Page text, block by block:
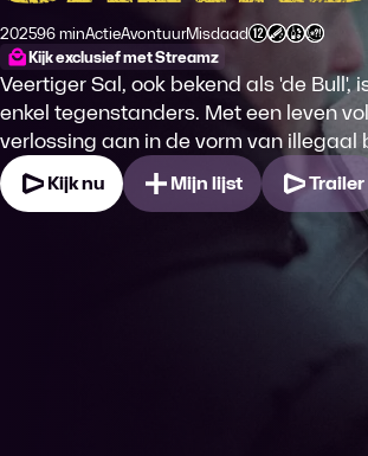
Productiejaar
2025
Tijdsduur
96 min
Genre
Actie
Genre
Avontuur
Genre
Misdaad
Leeftijdsclassificatie
Kijk exclusief met Streamz
Veertiger Sal, ook bekend als 'de
enkel tegenstanders. Met een leven
verlossing aan in de vorm van illegaal
Kijk nu Mijn lijst Trailer